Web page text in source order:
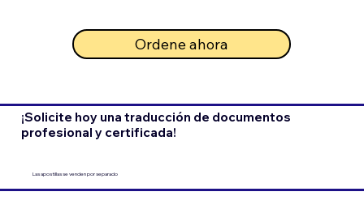
Ordene ahora
¡Solicite hoy una traducción de documentos
profesional y certificada!
Las apostillas se venden por separado